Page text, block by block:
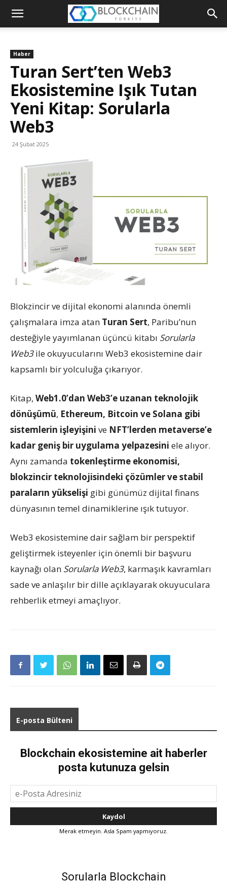
Blockchain
Haber
Turan Sert’ten Web3
Ekosistemine Işık Tutan
Yeni Kitap: Sorularla
Web3
24 Şubat 2025
Blokzincir ve dijital ekonomi alanında önemli
çalışmalara imza atan Turan Sert, Paribu’nun
desteğiyle yayımlanan üçüncü kitabı Sorularla
Web3ile okuyucularını Web3 ekosistemine dair
kapsamlı bir yolculuğa çıkarıyor.
Kitap, Web1.0’dan Web3’e uzanan teknolojik
dönüşümü, Ethereum, Bitcoin ve Solana gibi
sistemlerin işleyişini ve NFT’lerden metaverse’e
kadar geniş bir uygulama yelpazesini ele alıyor.
Aynı zamanda tokenleştirme ekonomisi,
blokzincir teknolojisindeki çözümler ve stabil
paraların yükselişi gibi günümüz dijital finans
dünyasının temel dinamiklerine ışık tutuyor.
Web3 ekosistemine dair sağlam bir perspektif
geliştirmek isteyenler için önemli bir başvuru
kaynağı olan Sorularla Web3, karmaşık kavramları
sade ve anlaşılır bir dille açıklayarak okuyuculara
rehberlik etmeyi amaçlıyor.
E-posta Bülteni
Blockchain ekosistemine ait haberler
posta kutunuza gelsin
Merak etmeyin. Asla Spam yapmıyoruz.
Sorularla Blockchain